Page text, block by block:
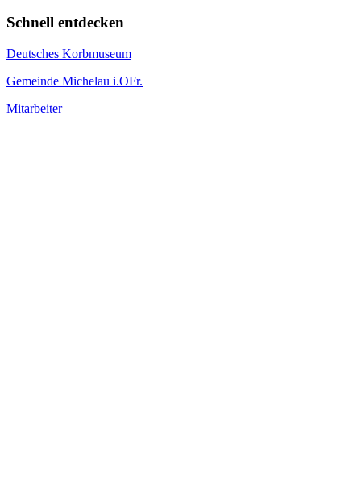
Schnell entdecken
Deutsches Korbmuseum
Gemeinde Michelau i.OFr.
Mitarbeiter